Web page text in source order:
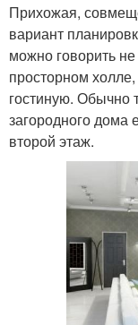
Прихожая,
вариант
можно говорить
просторном
гостиную. Обычно
загородного дома
второй этаж.